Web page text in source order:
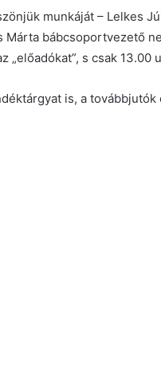
munkáját – Lelkes
Márta bábcsoportvezető
„előadókat”, s csak
is, a